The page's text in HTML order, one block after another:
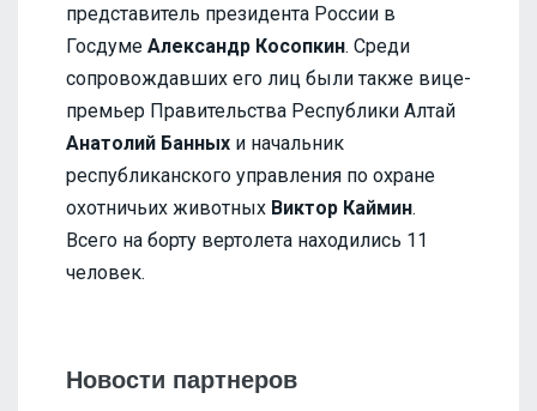
представитель президента России в
Госдуме Александр Косопкин. Среди
сопровождавших его лиц были также вице-
премьер Правительства Республики Алтай
Анатолий Банных и начальник
республиканского управления по охране
охотничьих животных Виктор Каймин.
Всего на борту вертолета находились 11
человек.
Новости партнеров